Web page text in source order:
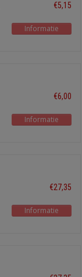
€5,15
Informatie
€6,00
Informatie
€27,35
Informatie